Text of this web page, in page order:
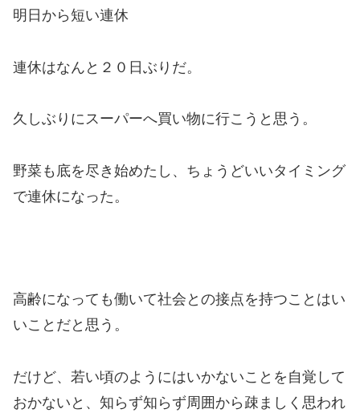
明日から短い連休
連休はなんと２０日ぶりだ。
久しぶりにスーパーへ買い物に行こうと思う。
野菜も底を尽き始めたし、ちょうどいいタイミング
で連休になった。
高齢になっても働いて社会との接点を持つことはい
いことだと思う。
だけど、若い頃のようにはいかないことを自覚して
おかないと、知らず知らず周囲から疎ましく思われ